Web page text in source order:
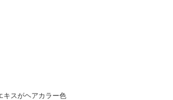
キスがヘアカラー色